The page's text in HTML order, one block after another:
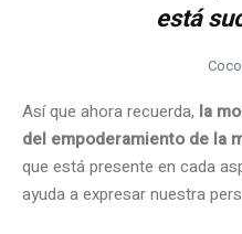
está
Coco
Así que ahora recuerda, la
del empoderamiento de la
que está presente en cada
ayuda a expresar nuestra